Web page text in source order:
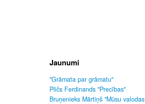
Jaunumi
"Grāmata par grāmatu"
Pličs Ferdinands "Precības"
Bruņenieks Mārtiņš "Mūsu valodas